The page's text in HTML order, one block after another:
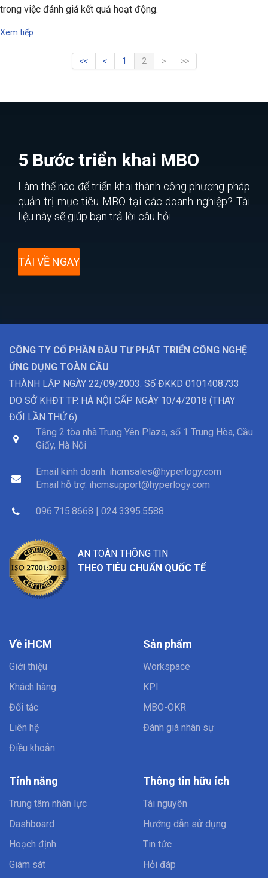
trong việc đánh giá kết quả hoạt động.
Xem tiếp
1 2
5 Bước triển khai MBO
Làm thế nào để triển khai thành công phương pháp
quản trị mục tiêu MBO tại các doanh nghiệp? Tài
liệu này sẽ giúp bạn trả lời câu hỏi.
TẢI VỀ NGAY
Về iHCM
Giới thiệu
Khách hàng
Đối tác
Liên hệ
Điều khoản
Sản phẩm
Workspace
KPI
MBO-OKR
Đánh giá nhân sự
Tính năng
Trung tâm nhân lực
Dashboard
Hoạch định
Giám sát
Thông tin hữu ích
Tài nguyên
Hướng dẫn sử dụng
Tin tức
Hỏi đáp
AN TOÀN THÔNG TIN
THEO TIÊU CHUẨN QUỐC TẾ
CÔNG TY CỔ PHẦN ĐẦU TƯ PHÁT TRIỂN CÔNG NGHỆ
ỨNG DỤNG TOÀN CẦU
THÀNH LẬP NGÀY 22/09/2003. Số ĐKKD 0101408733
DO SỞ KHĐT TP. HÀ NỘI CẤP NGÀY 10/4/2018 (THAY
ĐỔI LẦN THỨ 6).
Tầng 2 tòa nhà Trung Yên Plaza, số 1 Trung Hòa, Cầu
Giấy, Hà Nội
Email kinh doanh: ihcmsales@hyperlogy.com
Email hỗ trợ: ihcmsupport@hyperlogy.com
096.715.8668 | 024.3395.5588